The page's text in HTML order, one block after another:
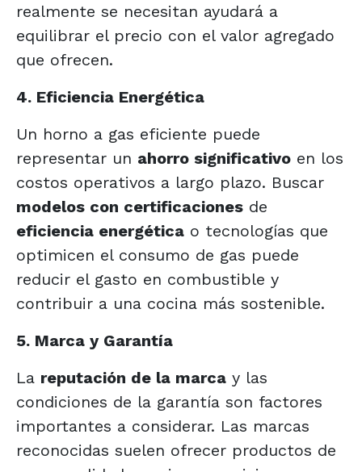
realmente se necesitan ayudará a
equilibrar el precio con el valor agregado
que ofrecen.
4. Eficiencia Energética
Un horno a gas eficiente puede
representar un ahorro significativo en los
costos operativos a largo plazo. Buscar
modelos con certificaciones de
eficiencia energética o tecnologías que
optimicen el consumo de gas puede
reducir el gasto en combustible y
contribuir a una cocina más sostenible.
5. Marca y Garantía
La reputación de la marca y las
condiciones de la garantía son factores
importantes a considerar. Las marcas
reconocidas suelen ofrecer productos de